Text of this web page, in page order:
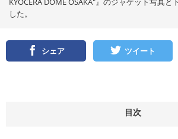
した。
シェア ツイート
目次